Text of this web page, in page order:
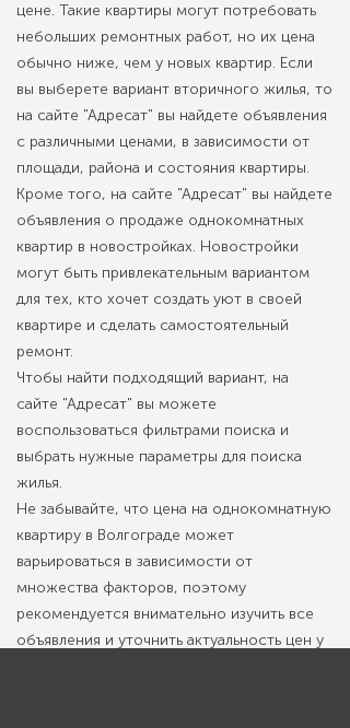
цене. Такие квартиры могут потребовать
небольших ремонтных работ, но их цена
обычно ниже, чем у новых квартир. Если
вы выберете вариант вторичного жилья, то
на сайте "Адресат" вы найдете объявления
с различными ценами, в зависимости от
площади, района и состояния квартиры.
Кроме того, на сайте "Адресат" вы найдете
объявления о продаже однокомнатных
квартир в новостройках. Новостройки
могут быть привлекательным вариантом
для тех, кто хочет создать уют в своей
квартире и сделать самостоятельный
ремонт.
Чтобы найти подходящий вариант, на
сайте "Адресат" вы можете
воспользоваться фильтрами поиска и
выбрать нужные параметры для поиска
жилья.
Не забывайте, что цена на однокомнатную
квартиру в Волгограде может
варьироваться в зависимости от
множества факторов, поэтому
рекомендуется внимательно изучить все
объявления и уточнить актуальность цен у